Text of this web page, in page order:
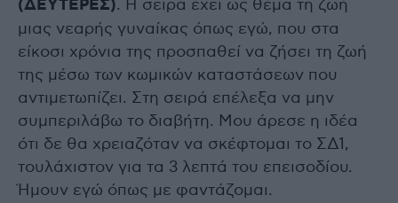
(ΔΕΥΤΕΡΕΣ). Η σειρά έχει ως θέμα τη ζωή
μιας νεαρής γυναίκας όπως εγώ, που στα
είκοσι χρόνια της προσπαθεί να ζήσει τη ζωή
της μέσω των κωμικών καταστάσεων που
αντιμετωπίζει. Στη σειρά επέλεξα να μην
συμπεριλάβω το διαβήτη. Μου άρεσε η ιδέα
ότι δε θα χρειαζόταν να σκέφτομαι το ΣΔ1,
τουλάχιστον για τα 3 λεπτά του επεισοδίου.
Ήμουν εγώ όπως με φαντάζομαι.